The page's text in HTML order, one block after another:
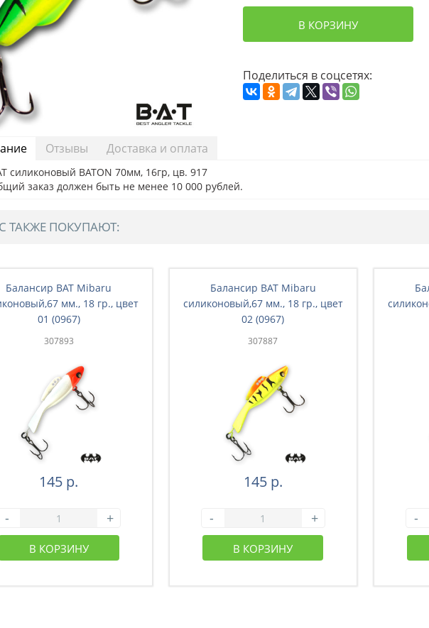
В КОРЗИНУ
Поделиться в соцсетях:
Отзывы Доставка и оплата
силиконовый BATON 70мм, 16гр, цв. 917
заказ должен быть не менее 10 000 рублей.
ТАКЖЕ ПОКУПАЮТ:
Балансир BAT Mibaru
мм., 18 гр., цвет
01 (0967)
307893
145 р.
- +
В КОРЗИНУ
Балансир BAT Mibaru
силиконовый,67 мм., 18 гр., цвет
02 (0967)
307887
145 р.
- +
В КОРЗИНУ
-